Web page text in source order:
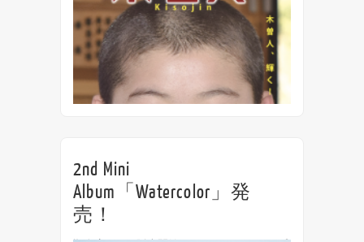
2nd Mini
Album「Watercolor」発
売！